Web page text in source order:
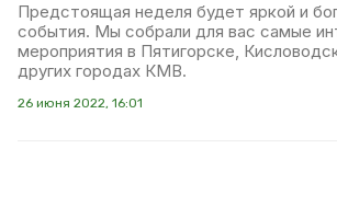
Предстоящая неделя будет яркой и
события. Мы собрали для вас самые
мероприятия в Пятигорске,
других городах КМВ.
26 июня 2022, 16:01